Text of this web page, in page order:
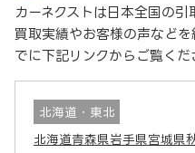
カーネクストは日本全国の引
買取実績やお客様の声など
でに下記リンクからご覧くだ
北海道・東北
北海道青森県岩手県宮城県